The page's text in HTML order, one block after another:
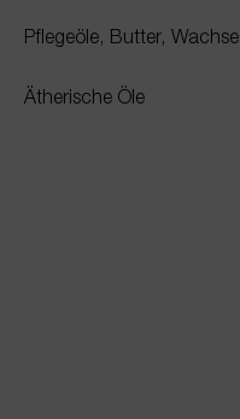
Pflegeöle, Butter, Wachse
Ätherische Öle